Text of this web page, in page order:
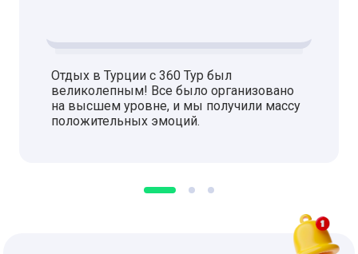
Отдых в Турции с 360 Тур был
великолепным! Все было организовано
на высшем уровне, и мы получили массу
положительных эмоций.